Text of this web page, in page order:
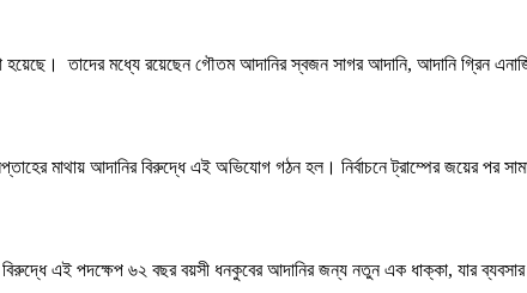
তাদের মধ্যে রয়েছেন গৌতম আদানির স্বজন সাগর আদানি, আদানি গ্রিন
সপ্তাহের মাথায় আদানির বিরুদ্ধে এই অভিযোগ গঠন হল। নির্বাচনে ট্রাম্পের জয়ের
এই পদক্ষেপ ৬২ বছর বয়সী ধনকুবের আদানির জন্য নতুন এক ধাক্কা, যার